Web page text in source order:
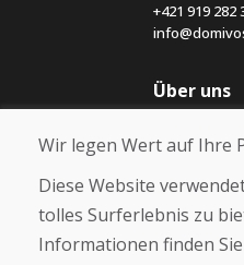
+421 919 282
Über uns
Über uns
Kontakt
Kaufen
Wir legen Wert auf Ihre
Diese Website
tolles Surferlebnis zu
Informationen finden